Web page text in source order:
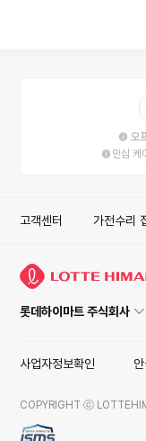
오
안심 케
고객센터 가전수리
롯데하이마트 주식회사
사업자정보확인
COPYRIGHT ⓒ
ISMS